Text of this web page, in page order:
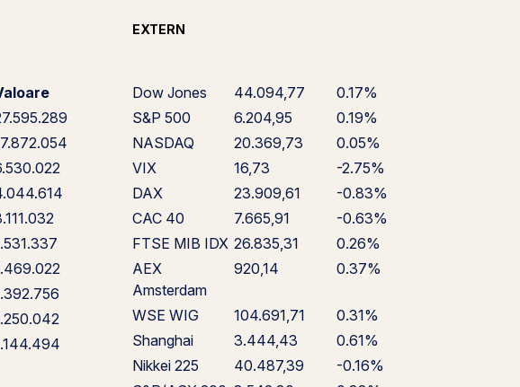
EXTERN
Dow Jones 44.094,77
0.17%
S&P 500
6.204,95
0.19%
NASDAQ
20.369,73
0.05%
VIX
16,73
-2.75%
DAX
23.909,61
-0.83%
CAC 40
7.665,91
-0.63%
FTSE MIB IDX 26.835,31
0.26%
AEX
Amsterdam
920,14 0.37%
WSE WIG 104.691,71
0.31%
Shanghai
3.444,43
0.61%
Nikkei 225
40.487,39
-0.16%